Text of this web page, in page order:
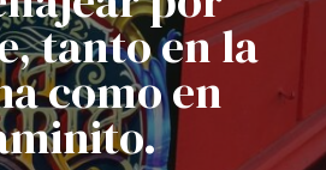
tanto en la
como en